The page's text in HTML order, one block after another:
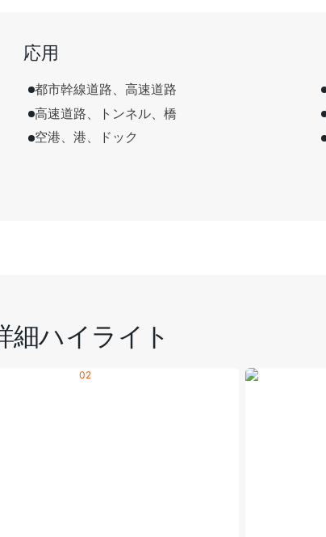
応用
都市幹線道路、高速道路
高速道路、トンネル、橋
空港、港、ドック
細ハイライト